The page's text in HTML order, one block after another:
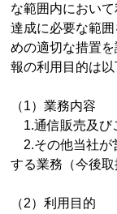
な範囲内におい
達成に必要な範
めの適切な措置
報の利用目的は以
（1）業務内容
1.通信販売及び
2.その他当社が
する業務（今後取
（2）利用目的